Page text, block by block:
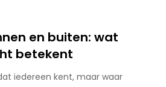
en buiten: wat
betekent
iedereen kent, maar waar